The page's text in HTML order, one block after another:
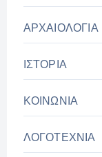
ΑΡΧΑΙΟΛΟΓΙΑ
ΙΣΤΟΡΙΑ
ΚΟΙΝΩΝΙΑ
ΛΟΓΟΤΕΧΝΙΑ